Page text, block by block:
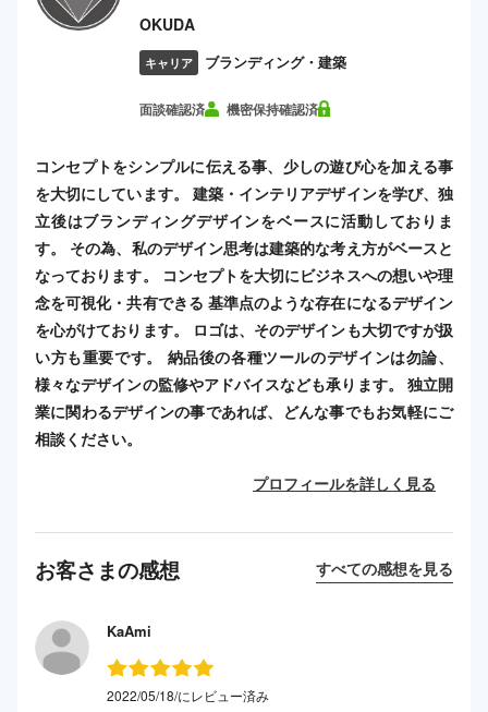
OKUDA
キャリア ブランディング・建築
面談確認済 機密保持確認済
コンセプトをシンプルに伝える事、少しの遊び心を加える事
を大切にしています。 建築・インテリアデザインを学び、独
立後はブランディングデザインをベースに活動しておりま
す。 その為、私のデザイン思考は建築的な考え方がベースと
なっております。 コンセプトを大切にビジネスへの想いや理
念を可視化・共有できる 基準点のような存在になるデザイン
を心がけております。 ロゴは、そのデザインも大切ですが扱
い方も重要です。 納品後の各種ツールのデザインは勿論、
様々なデザインの監修やアドバイスなども承ります。 独立開
業に関わるデザインの事であれば、どんな事でもお気軽にご
相談ください。
プロフィールを詳しく見る
お客さまの感想 すべての感想を見る
KaAmi
2022/05/18/にレビュー済み